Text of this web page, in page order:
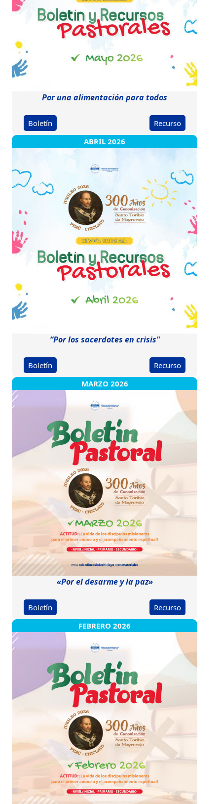
Por una alimentación para todos
Boletín
Recurso
ABRIL 2026
“Por los sacerdotes en crisis"
Boletín
Recurso
MARZO 2026
«Por el desarme y la paz»
Boletín
Recurso
FEBRERO 2026